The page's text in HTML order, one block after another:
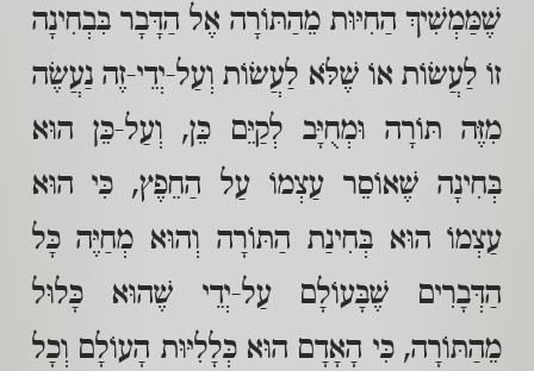
שֶׁמַּמְשִׁיךְ הַחִיּוּת מֵהַתּוֹרָה אֶל הַדָּבָר בִּבְחִינָה
זוֹ לַעֲשׂוֹת אוֹ שֶׁלֹּא לַעֲשׂוֹת וְעַל-יְדֵי-זֶה נַעֲשֶׂה
מִזֶּה תּוֹרָה וּמְחֻיָּב לְקַיֵּם כֵּן, וְעַל-כֵּן הוּא
בְּחִינָה שֶׁאוֹסֵר עַצְמוֹ עַל הַחֵפֶץ, כִּי הוּא
עַצְמוֹ הוּא בְּחִינַת הַתּוֹרָה וְהוּא מְחַיֶּה כָּל
הַדְּבָרִים שֶׁבָּעוֹלָם עַל-יְדֵי שֶׁהוּא כָּלוּל
מֵהַתּוֹרָה, כִּי הָאָדָם הוּא כְּלָלִיּוּת הָעוֹלָם וְכָל